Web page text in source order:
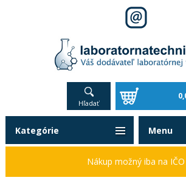
Hľadať
Kategórie
Nákup možný iba na IČO
Menu